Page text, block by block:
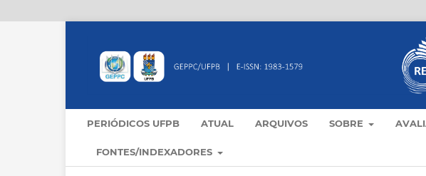
PERIÓDICOS UFPB ATUAL ARQUIVOS SOBRE
FONTES/INDEXADORES